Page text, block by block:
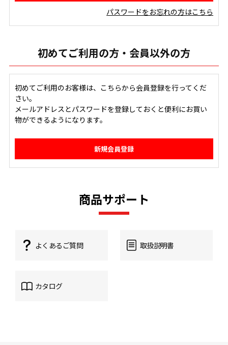
パスワードをお忘れの方はこちら
初めてご利用の方・会員以外の方
初めてご利用のお客様は、こちらから会員登録を行ってくだ
さい。
メールアドレスとパスワードを登録しておくと便利にお買い
物ができるようになります。
商品サポート
よくあるご質問 取扱説明書
カタログ